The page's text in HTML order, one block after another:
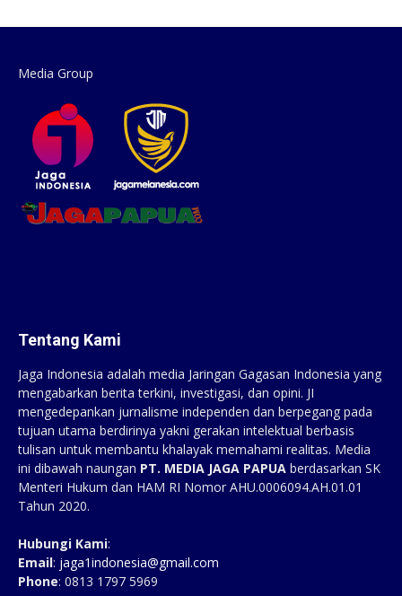
Media Group
Tentang Kami
Jaga Indonesia adalah media Jaringan Gagasan Indonesia yang
mengabarkan berita terkini, investigasi, dan opini. JI
mengedepankan jurnalisme independen dan berpegang pada
tujuan utama berdirinya yakni gerakan intelektual berbasis
tulisan untuk membantu khalayak memahami realitas. Media
ini dibawah naungan PT. MEDIA JAGA PAPUA berdasarkan SK
Menteri Hukum dan HAM RI Nomor AHU.0006094.AH.01.01
Tahun 2020.
Hubungi Kami:
Email: jaga1indonesia@gmail.com
Phone: 0813 1797 5969